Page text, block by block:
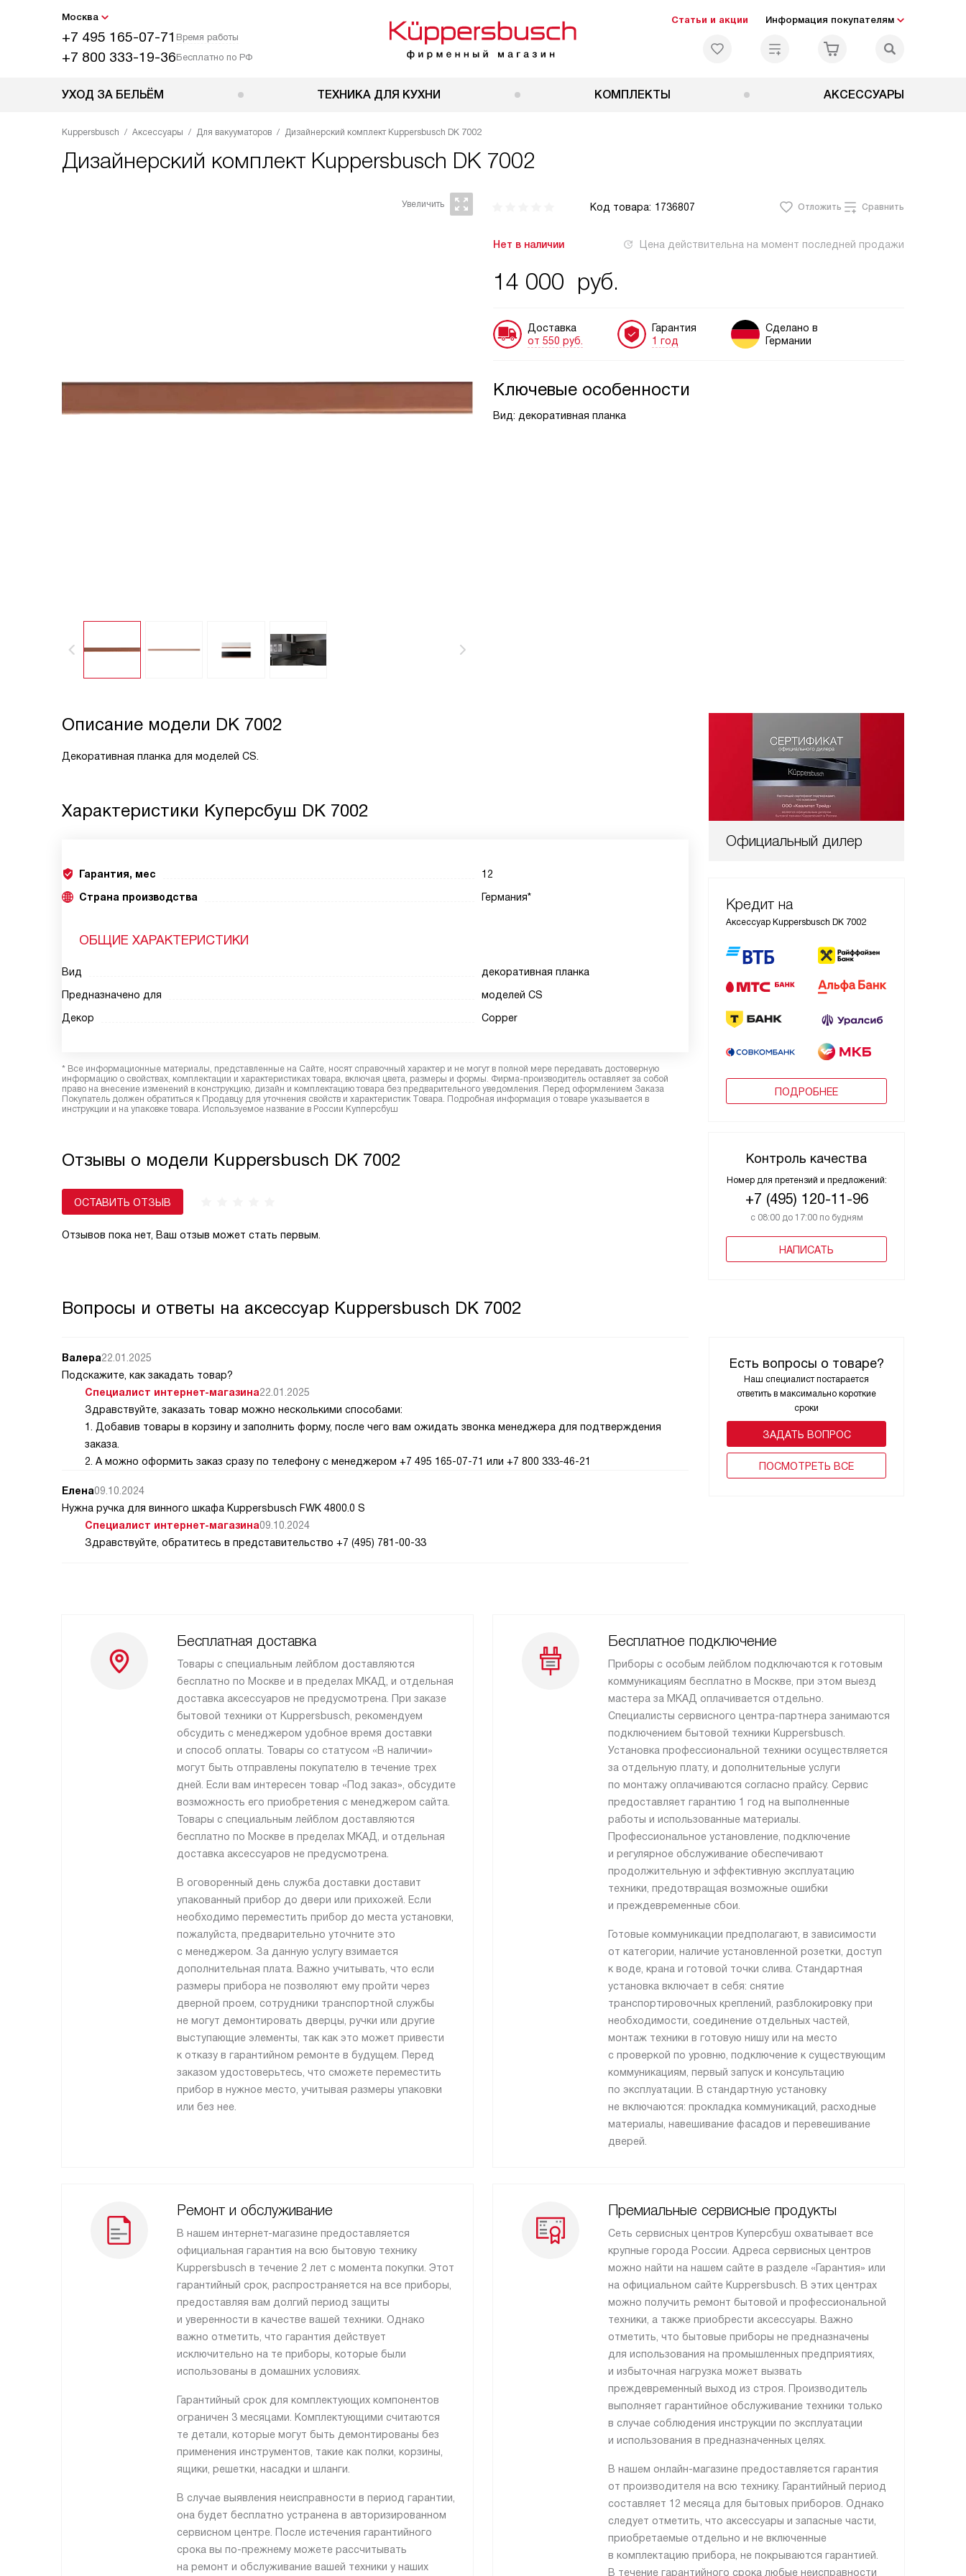
Москва
+7 495 165-07-71 Время работы
+7 800 333-19-36Бесплатно по РФ
Статьи и акции Информация покупателям
УХОД ЗА БЕЛЬЁМ ТЕХНИКА ДЛЯ КУХНИ КОМПЛЕКТЫ АКСЕССУАРЫ
Kuppersbusch Аксессуары Для вакууматоров Дизайнерский комплект Kuppersbusch DK 7002
Дизайнерский комплект Kuppersbusch DK 7002
Код товара: 1736807 Отложить Сравнить
Нет в наличии Цена действительна на момент последней продажи
14 000 руб.
Доставка
от 550 руб.
Гарантия
1 год
Сделано в
Германии
Ключевые особенности
Вид: декоративная планка
Официальный дилер
Кредит на
Аксессуар Kuppersbusch DK 7002
ПОДРОБНЕЕ
Контроль качества
Номер для претензий и предложений:
+7 (495) 120-11-96
с 08:00 до 17:00 по будням
НАПИСАТЬ
Описание модели DK 7002
Декоративная планка для моделей CS.
Характеристики Куперсбуш DK 7002
Гарантия, мес
12
Страна производства
Германия*
ОБЩИЕ ХАРАКТЕРИСТИКИ
Вид
декоративная планка
Предназначено для
моделей CS
Декор
Copper
* Все информационные материалы, представленные на Сайте, носят справочный характер и не могут в полной мере передавать достоверную
информацию о свойствах, комплектации и характеристиках товара, включая цвета, размеры и формы. Фирма-производитель оставляет за собой
право на внесение изменений в конструкцию, дизайн и комплектацию товара без предварительного уведомления. Перед оформлением Заказа
Покупатель должен обратиться к Продавцу для уточнения свойств и характеристик Товара. Подробная информация о товаре указывается в
инструкции и на упаковке товара. Используемое название в России Купперсбуш
Отзывы о модели Kuppersbusch DK 7002
ОСТАВИТЬ ОТЗЫВ
Отзывов пока нет, Ваш отзыв может стать первым.
Вопросы и ответы на аксессуар Kuppersbusch DK 7002
Есть вопросы о товаре?
Наш специалист постарается
ответить в максимально короткие
сроки
ЗАДАТЬ ВОПРОС
ПОCМОТРЕТЬ ВСЕ
Валера22.01.2025
Подскажите, как закадать товар?
Специалист интернет-магазина22.01.2025
Здравствуйте, заказать товар можно несколькими способами:
1. Добавив товары в корзину и заполнить форму, после чего вам ожидать звонка менеджера для подтверждения
заказа.
2. А можно оформить заказ сразу по телефону с менеджером +7 495 165-07-71 или +7 800 333-46-21
Елена09.10.2024
Нужна ручка для винного шкафа Kuppersbusch FWK 4800.0 S
Специалист интернет-магазина09.10.2024
Здравствуйте, обратитесь в представительство +7 (495) 781-00-33
Бесплатная доставка
Товары с специальным лейблом доставляются
бесплатно по Москве и в пределах МКАД, и отдельная
доставка аксессуаров не предусмотрена. При заказе
бытовой техники от Kuppersbusch, рекомендуем
обсудить с менеджером удобное время доставки
и способ оплаты. Товары со статусом «В наличии»
могут быть отправлены покупателю в течение трех
дней. Если вам интересен товар «Под заказ», обсудите
возможность его приобретения с менеджером сайта.
Товары с специальным лейблом доставляются
бесплатно по Москве в пределах МКАД, и отдельная
доставка аксессуаров не предусмотрена.
В оговоренный день служба доставки доставит
упакованный прибор до двери или прихожей. Если
необходимо переместить прибор до места установки,
пожалуйста, предварительно уточните это
с менеджером. За данную услугу взимается
дополнительная плата. Важно учитывать, что если
размеры прибора не позволяют ему пройти через
дверной проем, сотрудники транспортной службы
не могут демонтировать дверцы, ручки или другие
выступающие элементы, так как это может привести
к отказу в гарантийном ремонте в будущем. Перед
заказом удостоверьтесь, что сможете переместить
прибор в нужное место, учитывая размеры упаковки
или без нее.
Бесплатное подключение
Приборы с особым лейблом подключаются к готовым
коммуникациям бесплатно в Москве, при этом выезд
мастера за МКАД оплачивается отдельно.
Специалисты сервисного центра-партнера занимаются
подключением бытовой техники Kuppersbusch.
Установка профессиональной техники осуществляется
за отдельную плату, и дополнительные услуги
по монтажу оплачиваются согласно прайсу. Сервис
предоставляет гарантию 1 год на выполненные
работы и использованные материалы.
Профессиональное установление, подключение
и регулярное обслуживание обеспечивают
продолжительную и эффективную эксплуатацию
техники, предотвращая возможные ошибки
и преждевременные сбои.
Готовые коммуникации предполагают, в зависимости
от категории, наличие установленной розетки, доступ
к воде, крана и готовой точки слива. Стандартная
установка включает в себя: снятие
транспортировочных креплений, разблокировку при
необходимости, соединение отдельных частей,
монтаж техники в готовую нишу или на место
с проверкой по уровню, подключение к существующим
коммуникациям, первый запуск и консультацию
по эксплуатации. В стандартную установку
не включаются: прокладка коммуникаций, расходные
материалы, навешивание фасадов и перевешивание
дверей.
Ремонт и обслуживание
В нашем интернет-магазине предоставляется
официальная гарантия на всю бытовую технику
Kuppersbusch в течение 2 лет с момента покупки. Этот
гарантийный срок, распространяется на все приборы,
предоставляя вам долгий период защиты
и уверенности в качестве вашей техники. Однако
важно отметить, что гарантия действует
исключительно на те приборы, которые были
использованы в домашних условиях.
Гарантийный срок для комплектующих компонентов
ограничен 3 месяцами. Комплектующими считаются
те детали, которые могут быть демонтированы без
применения инструментов, такие как полки, корзины,
ящики, решетки, насадки и шланги.
В случае выявления неисправности в период гарантии,
она будет бесплатно устранена в авторизированном
сервисном центре. После истечения гарантийного
срока вы по-прежнему можете рассчитывать
на ремонт и обслуживание вашей техники у наших
Премиальные сервисные продукты
Сеть сервисных центров Куперсбуш охватывает все
крупные города России. Адреса сервисных центров
можно найти на нашем сайте в разделе «Гарантия» или
на официальном сайте Kuppersbusch. В этих центрах
можно получить ремонт бытовой и профессиональной
техники, а также приобрести аксессуары. Важно
отметить, что бытовые приборы не предназначены
для использования на промышленных предприятиях,
и избыточная нагрузка может вызвать
преждевременный выход из строя. Производитель
выполняет гарантийное обслуживание техники только
в случае соблюдения инструкции по эксплуатации
и использования в предназначенных целях.
В нашем онлайн-магазине предоставляется гарантия
от производителя на всю технику. Гарантийный период
составляет 12 месяца для бытовых приборов. Однако
следует отметить, что аксессуары и запасные части,
приобретаемые отдельно и не включенные
в комплектацию прибора, не покрываются гарантией.
В течение гарантийного срока любые неисправности